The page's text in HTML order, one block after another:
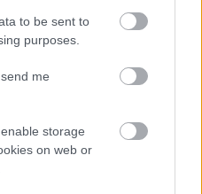
to be sent to
purposes.
me
storage
on web or